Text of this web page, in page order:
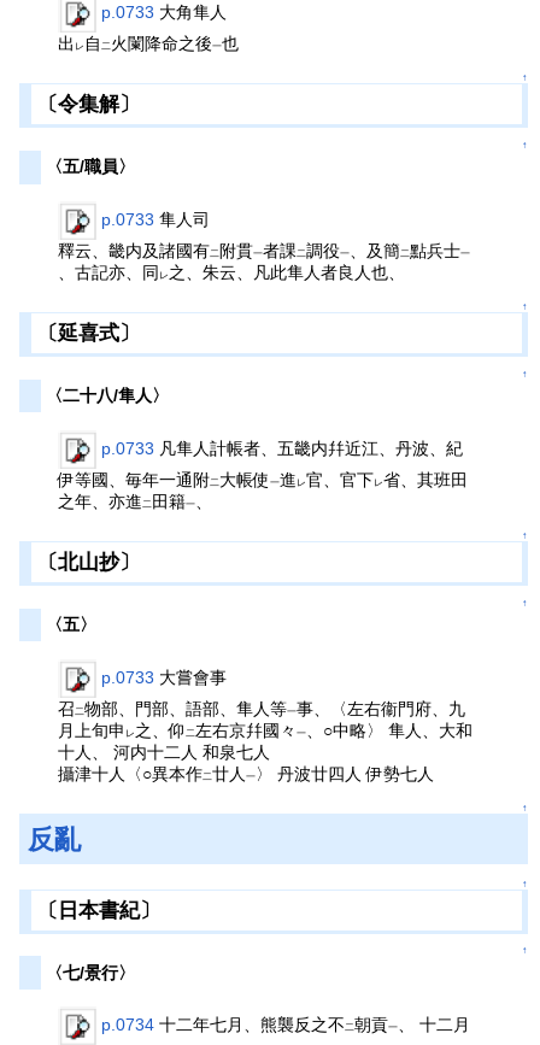
p.0733 大角隼人
出 レ 自 二火闌降命之後一也
↑
〔令集解〕
↑
〈五/職員〉
p.0733 隼人司
釋云、畿内及諸國有二 附貫一者課二調役一 、及簡二點兵士一
、古記亦、同 レ 之、朱云、凡此隼人者良人也、
↑
〔延喜式〕
↑
〈二十八/隼人〉
p.0733 凡隼人計帳者、五畿内幷近江、丹波、紀
伊等國、毎年一通附二大帳使一進 レ官、官下レ省、其班田
之年、亦進二 田籍一
↑
〔北山抄〕
↑
〈五〉
p.0733 大嘗會事
召 二物部、門部、語部、隼人等一事、〈左右衞門府、九
月上旬申 レ 之、仰 二 左右京幷國々一
、○中略〉 隼人、大和
十人、 河内十二人 和泉七人
攝津十人〈○異本作二廿人一 〉 丹波廿四人 伊勢七人
↑
反亂
↑
〔日本書紀〕
↑
〈七/景行〉
p.0734 十二年七月、熊襲反之不二朝貢一、 十二月